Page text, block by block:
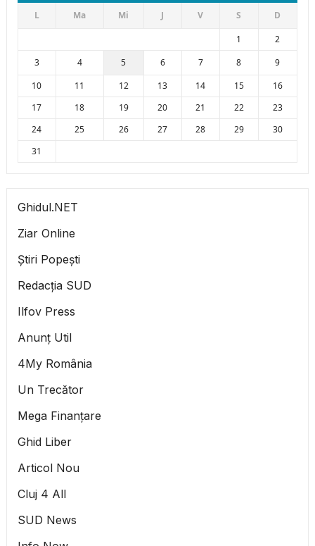
L Ma Mi J V S
D
1
2
3
4 5 6 7 8
9
10
11 12 13 14 15
16
17
18 19 20 21 22
23
24
25 26 27 28 29
30
31
Ghidul.NET
Ziar Online
Știri Popești
Redacția SUD
Ilfov Press
Anunț Util
4My România
Un Trecător
Mega Finanțare
Ghid Liber
Articol Nou
Cluj 4 All
SUD News